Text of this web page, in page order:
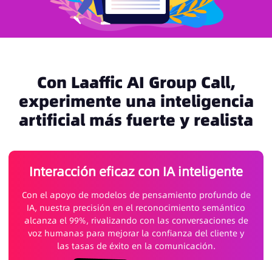
Con Laaffic AI Group Call,
experimente una inteligencia
artificial más fuerte y realista
Interacción eficaz con IA inteligente
Con el apoyo de modelos de pensamiento profundo de
IA, nuestra precisión en el reconocimiento semántico
alcanza el 99%, rivalizando con las conversaciones de
voz humanas para mejorar la confianza del cliente y
las tasas de éxito en la comunicación.